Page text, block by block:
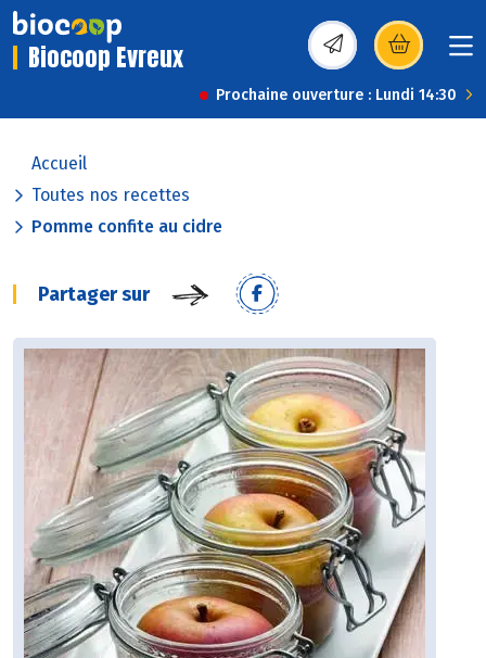
Biocoop Evreux (s’ouvre dans une
Prochaine ouverture : Lundi 14:30
Accueil
Toutes nos recettes
Pomme confite au cidre
Partager sur